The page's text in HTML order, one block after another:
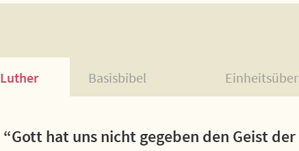
Luther Basisbibel
“Gott hat uns nicht gegeben den Geist